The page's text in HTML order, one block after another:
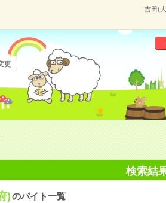
吉田(
更
検索結
)のバイト一覧